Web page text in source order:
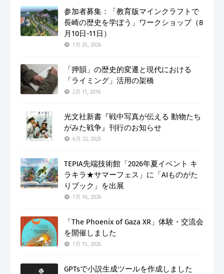
参加者募集：「教育版マインクラフトで
長崎の歴史を学ぼう」ワークショップ（8
月10日-11日）
7月 25, 2026
「押韻」の歴史的変遷と現代における
「ライミング」活用の架橋
2月 11, 2016
光文社新書『戦中写真が伝える 動物たち
がみた戦争』刊行のお知らせ
6月 23, 2025
TEPIA先端技術館「2026年夏イベント キ
ラキラ★サマーフェス」に「AIものがた
りブック」を出展
7月 16, 2026
「The Phoenix of Gaza XR」体験・交流会
を開催しました
7月 15, 2026
GPTsで小説生成ツールを作成しました